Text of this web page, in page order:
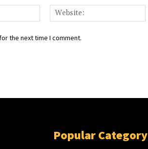
Email:*
the next time I comment.
Popular Category